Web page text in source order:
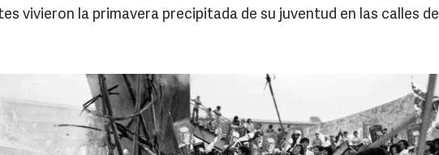
vivieron la primavera precipitada de su juventud en las calles de